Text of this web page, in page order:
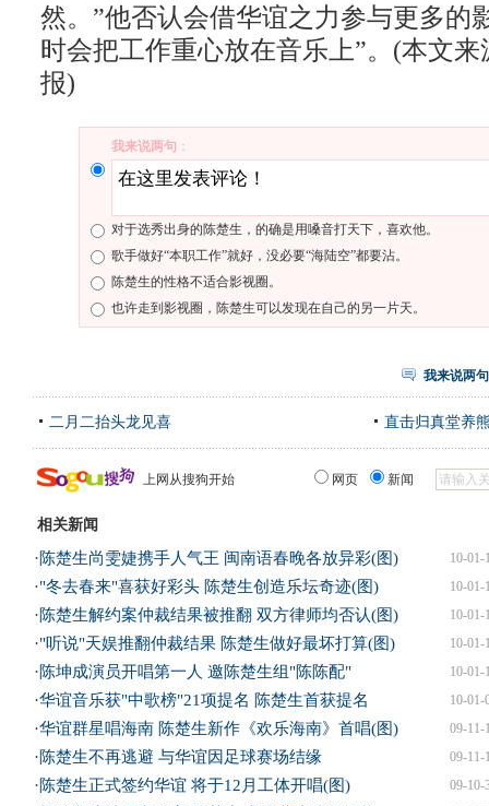
然。”他否认会借华谊之力参与更多的
时会把工作重心放在音乐上”。(本文
报)
我来说两句 ：
对于选秀出身的陈楚生，的确是用嗓音打天下，喜欢他。
歌手做好“本职工作”就好，没必要“海陆空”都要沾。
陈楚生的性格不适合影视圈。
也许走到影视圈，陈楚生可以发现在自己的另一片天。
我来说两句
二月二抬头龙见喜 直击归真堂养
上网从搜狗开始 网页 新闻
相关新闻
10-01-
·陈楚生尚雯婕携手人气王 闽南语春晚各放异彩(图)
10-01-
·"冬去春来"喜获好彩头 陈楚生创造乐坛奇迹(图)
10-01-
·陈楚生解约案仲裁结果被推翻 双方律师均否认(图)
10-01-
·"听说"天娱推翻仲裁结果 陈楚生做好最坏打算(图)
10-01-
·陈坤成演员开唱第一人 邀陈楚生组"陈陈配"
10-01-
·华谊音乐获"中歌榜"21项提名 陈楚生首获提名
09-11-
·华谊群星唱海南 陈楚生新作《欢乐海南》首唱(图)
09-11-
·陈楚生不再逃避 与华谊因足球赛场结缘
09-10-
·陈楚生正式签约华谊 将于12月工体开唱(图)